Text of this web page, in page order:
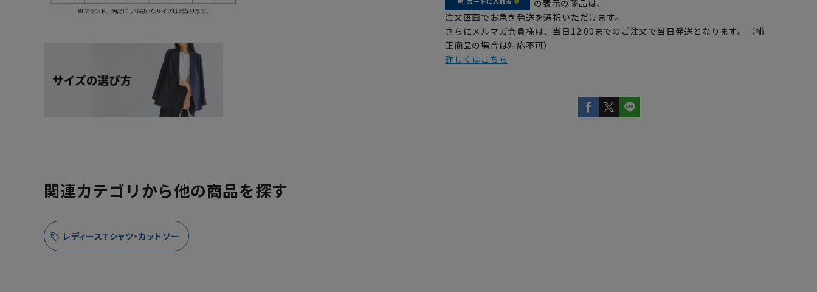
の表示の商品は、
注文画面でお急ぎ発送を選択いただけます。
さらにメルマガ会員様は、当日12:00までのご注文で当日発送となります。（補
正商品の場合は対応不可）
詳しくはこちら
関連カテゴリから他の商品を探す
レディースTシャツ・カットソー